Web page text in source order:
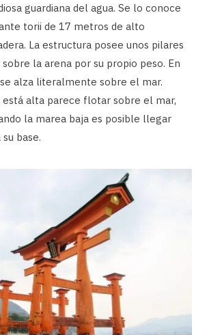
guardiana del agua. Se lo conoce
torii de 17 metros de alto
La estructura posee unos pilares
la arena por su propio peso. En
alza literalmente sobre el mar.
está alta parece flotar sobre el mar,
la marea baja es posible llegar
base.